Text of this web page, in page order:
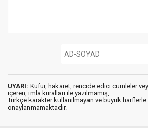
UYARI: Küfür, hakaret, rencide edici cümleler
içeren, imla kuralları ile yazılmamış,
Türkçe karakter kullanılmayan ve büyük harflerle
onaylanmamaktadır.